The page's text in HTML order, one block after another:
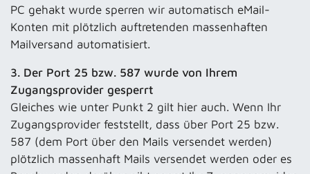
PC gehakt wurde sperren wir automatisch eMail-
Konten mit plötzlich auftretenden massenhaften
Mailversand automatisiert.
3. Der Port 25 bzw. 587 wurde von Ihrem
Zugangsprovider gesperrt
Gleiches wie unter Punkt 2 gilt hier auch. Wenn Ihr
Zugangsprovider feststellt, dass über Port 25 bzw.
587 (dem Port über den Mails versendet werden)
plötzlich massenhaft Mails versendet werden oder es